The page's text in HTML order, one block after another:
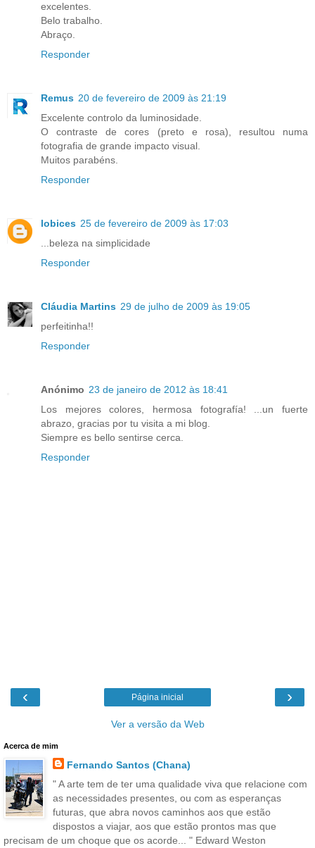
excelentes.
Belo trabalho.
Abraço.
Responder
Remus 20 de fevereiro de 2009 às 21:19
Excelente controlo da luminosidade.
O contraste de cores (preto e rosa), resultou numa
fotografia de grande impacto visual.
Muitos parabéns.
Responder
lobices 25 de fevereiro de 2009 às 17:03
...beleza na simplicidade
Responder
Cláudia Martins 29 de julho de 2009 às 19:05
perfeitinha!!
Responder
Anónimo 23 de janeiro de 2012 às 18:41
Los mejores colores, hermosa fotografía! ...un fuerte
abrazo, gracias por tu visita a mi blog.
Siempre es bello sentirse cerca.
Responder
‹ ›
Página inicial
Ver a versão da Web
Acerca de mim
Fernando Santos (Chana)
" A arte tem de ter uma qualidade viva que relacione com
as necessidades presentes, ou com as esperanças
futuras, que abra novos caminhos aos que estão
dispostos a viajar, aos que estão prontos mas que
precisam de um choque que os acorde... " Edward Weston